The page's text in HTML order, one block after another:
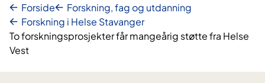
Forside
Forskning, fag og utdanning
Forskning i Helse Stavanger
To forskningsprosjekter får mangeårig støtte fra Helse
Vest